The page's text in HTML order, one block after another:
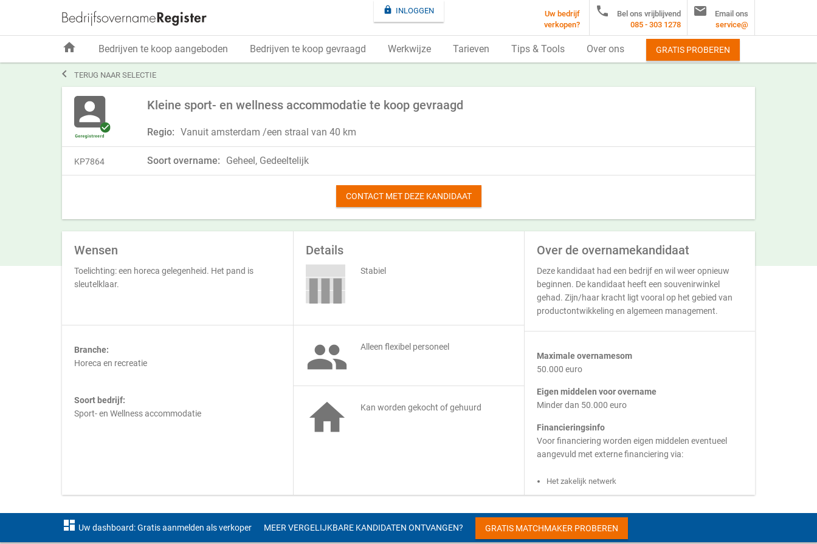
 TERUG NAAR SELECTIE
Kleine sport- en wellness accommodatie te koop gevraagd
Regio: Vanuit amsterdam /een straal van 40 km
KP7864 Soort overname: Geheel, Gedeeltelijk
CONTACT MET DEZE KANDIDAAT
Wensen
Toelichting: een horeca gelegenheid. Het pand is
sleutelklaar.
Branche:
Horeca en recreatie
Soort bedrijf:
Sport- en Wellness accommodatie
Details
Stabiel
 Alleen flexibel personeel
 Kan worden gekocht of gehuurd
Over de overnamekandidaat
Deze kandidaat had een bedrijf en wil weer opnieuw
beginnen. De kandidaat heeft een souvenirwinkel
gehad. Zijn/haar kracht ligt vooral op het gebied van
productontwikkeling en algemeen management.
Maximale overnamesom
50.000 euro
Eigen middelen voor overname
Minder dan 50.000 euro
Financieringsinfo
Voor financiering worden eigen middelen eventueel
aangevuld met externe financiering via:
Het zakelijk netwerk
 INLOGGEN
Uw bedrijf
verkopen?

Bel ons vrijblijvend
085 - 303 1278

Email ons
service@
home Bedrijven te koop aangeboden Bedrijven te koop gevraagd Werkwijze Tarieven Tips & Tools Over ons GRATIS PROBEREN
dashboard Uw dashboard: Gratis aanmelden als verkoper MEER VERGELIJKBARE KANDIDATEN ONTVANGEN? GRATIS MATCHMAKER PROBEREN